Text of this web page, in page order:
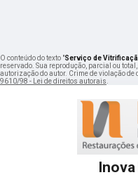
O conteúdo do texto "Serviço de
reservado. Sua reprodução, parcial ou
autorização do autor. Crime de violação
9610/98 - Lei de direitos autorais